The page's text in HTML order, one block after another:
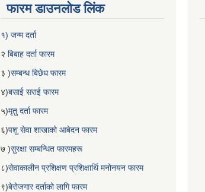
फारम डाउनलोड लिंक
१) जन्म दर्ता
२ बिबाह दर्ता फारम
३ )सम्बन्ध बिछेध फारम
४)बसाई सराई फारम
५)मृतु दर्ता फारम
६)पशु सेवा शाखाको आबेदन फारम
७ )सुरक्षा सम्बन्धित फारमहरू
८)सेवाकालीन प्रशिक्षण प्रशिक्षार्थि मनोनयन फारम
९)बेरोजगार दर्ताको लागि फारम